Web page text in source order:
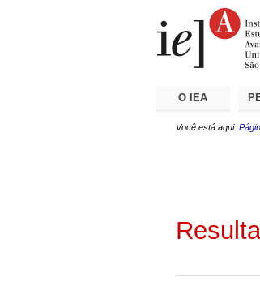
O IEA
Você está aqui: